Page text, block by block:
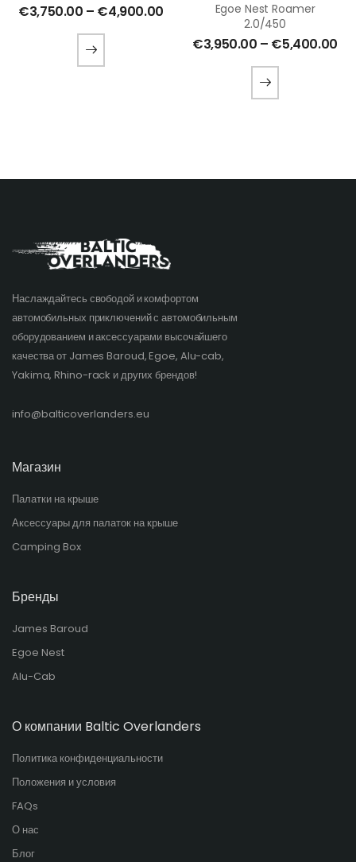
€3,750.00 – €4,900.00
Egoe Nest Roamer
2.0/450
€3,950.00 – €5,400.00
Наслаждайтесь свободой и комфортом
автомобильных приключений с автомобильным
оборудованием и аксессуарами высочайшего
качества от James Baroud, Egoe, Alu-cab,
Yakima, Rhino-rack и других брендов!​
info@balticoverlanders.eu
Магазин
Палатки на крыше
Аксессуары для палаток на крыше
Camping Box
Бренды
James Baroud
Egoe Nest
Alu-Cab
О компании Baltic Overlanders
Политика конфиденциальности
Положения и условия
FAQs
О нас
Блог